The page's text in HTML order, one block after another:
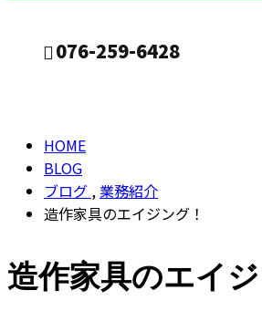
076-259-6428
HOME
BLOG
ブログ ,業務紹介
造作家具のエイジング！
造作家具のエイジ